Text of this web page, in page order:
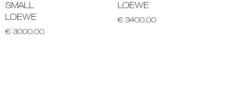
SMALL
LOEWE
€ 3000.00
LOEWE
€ 3400.00